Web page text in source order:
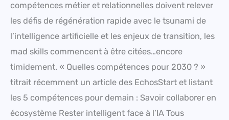
compétences métier et relationnelles doivent relever
les défis de régénération rapide avec le tsunami de
l’intelligence artificielle et les enjeux de transition, les
mad skills commencent à être citées…encore
timidement. « Quelles compétences pour 2030 ? »
titrait récemment un article des EchosStart et listant
les 5 compétences pour demain : Savoir collaborer en
écosystème Rester intelligent face à l’IA Tous